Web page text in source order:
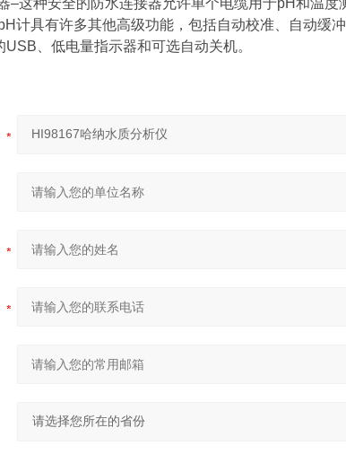
–这种安全的防水连接器允许单个电缆用于pH和温度
计具有许多其他高级功能，包括自动校准、自动缓
、低电量指示器和可选自动关机。